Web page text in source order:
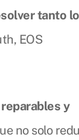
tanto
EOS
y
no solo